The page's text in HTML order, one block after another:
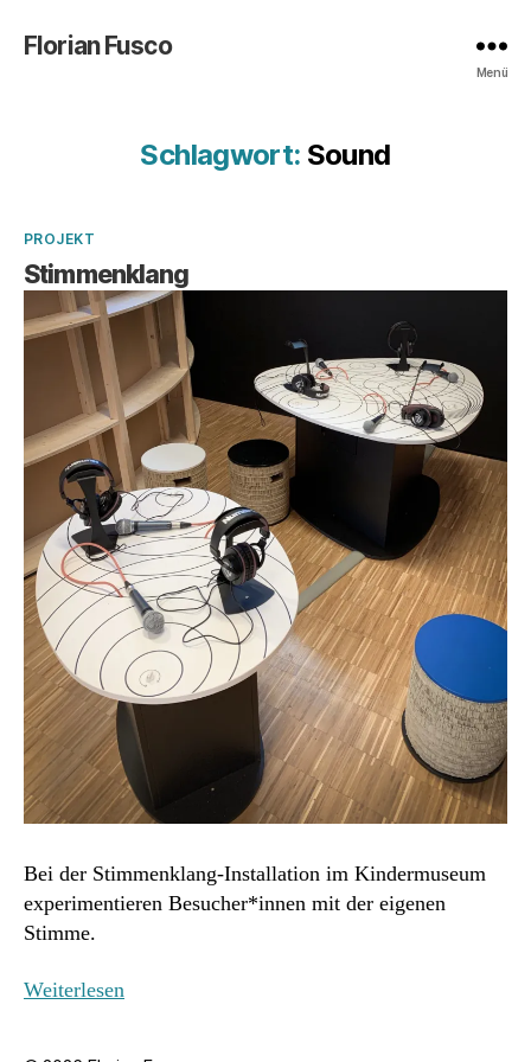
Florian Fusco
Menü
Schlagwort: Sound
Kategorien
PROJEKT
Stimmenklang
Bei der Stimmenklang-Installation im Kindermuseum
experimentieren Besucher*innen mit der eigenen
Stimme.
Weiterlesen